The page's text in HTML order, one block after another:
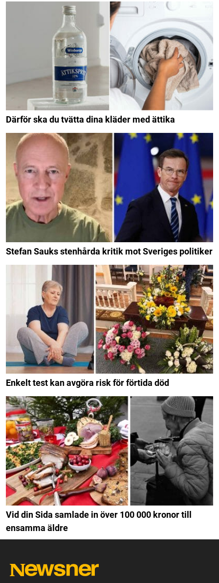
Därför ska du tvätta dina kläder med ättika
Stefan Sauks stenhårda kritik mot Sveriges politiker
Enkelt test kan avgöra risk för förtida död
Vid din Sida samlade in över 100 000 kronor till
ensamma äldre